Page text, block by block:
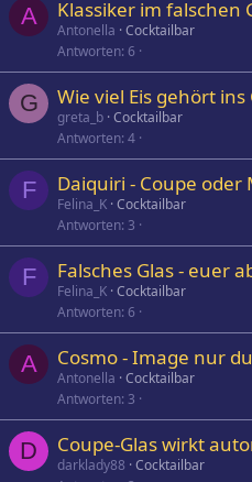
A Klassiker im falschen
Antonella Cocktailbar
Antworten 6
G Wie viel Eis gehört ins
greta_b Cocktailbar
Antworten 4
F Daiquiri - Coupe oder
Felina_K Cocktailbar
Antworten 3
F Falsches Glas - euer
Felina_K Cocktailbar
Antworten 6
A Cosmo - Image nur
Antonella Cocktailbar
Antworten 3
D Coupe-Glas wirkt
darklady88 Cocktailbar